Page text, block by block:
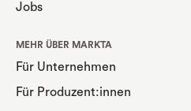
Jobs
MEHR ÜBER MARKTA
Für Unternehmen
Für Produzent:innen